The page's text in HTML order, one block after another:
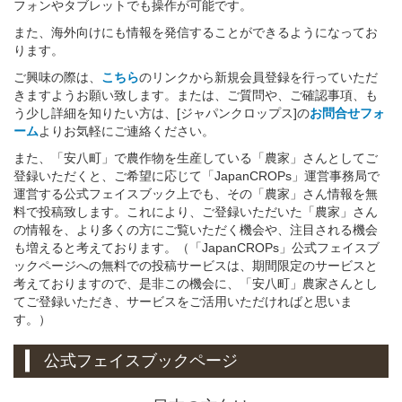
フォンやタブレットでも操作が可能です。
また、海外向けにも情報を発信することができるようになってお
ります。
ご興味の際は、 こちらのリンクから新規会員登録を行っていただ
きますようお願い致します。または、ご質問や、ご確認事項、も
う少し詳細を知りたい方は、[ジャパンクロップス]のお問合せフォ
ームよりお気軽にご連絡ください。
また、「安八町」で農作物を生産している「農家」さんとしてご
登録いただくと、ご希望に応じて「JapanCROPs」運営事務局で
運営する公式フェイスブック上でも、その「農家」さん情報を無
料で投稿致します。これにより、ご登録いただいた「農家」さん
の情報を、より多くの方にご覧いただく機会や、注目される機会
も増えると考えております。（「JapanCROPs」公式フェイスブ
ックページへの無料での投稿サービスは、期間限定のサービスと
考えておりますので、是非この機会に、「安八町」農家さんとし
てご登録いただき、サービスをご活用いただければと思いま
す。）
公式フェイスブックページ